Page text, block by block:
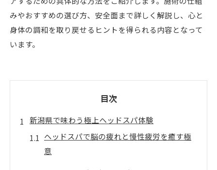
みやおすすめの選び方、安全面まで詳しく解説し、心と
身体の調和を取り戻せるヒントを得られる内容となって
います。
目次
新潟県で味わう極上ヘッドスパ体験
ヘッドスパで脳の疲れと慢性疲労を癒す極
意
リラックス重視のヘッドスパ専門店選び方